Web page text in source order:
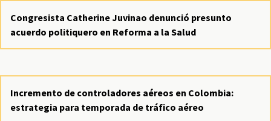
Congresista Catherine Juvinao denunció presunto
acuerdo politiquero en Reforma a la Salud
Incremento de controladores aéreos en Colombia:
estrategia para temporada de tráfico aéreo